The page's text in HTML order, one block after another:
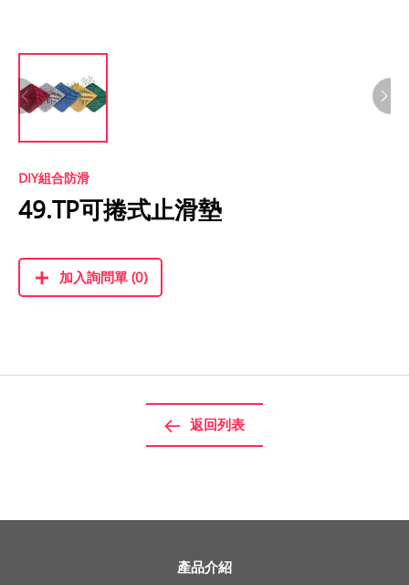
DIY組合防滑
49.TP可捲式止滑墊
加入詢問單 (0)
返回列表
產品介紹